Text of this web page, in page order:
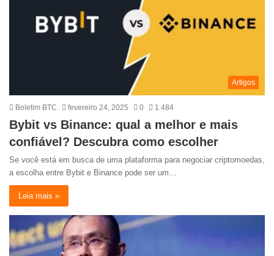
Artigos
Boletim BTC fevereiro 24, 2025 0 1.484
Bybit vs Binance: qual a melhor e mais
confiável? Descubra como escolher
Se você está em busca de uma plataforma para negociar criptomoedas,
a escolha entre Bybit e Binance pode ser um…
Leia mais »